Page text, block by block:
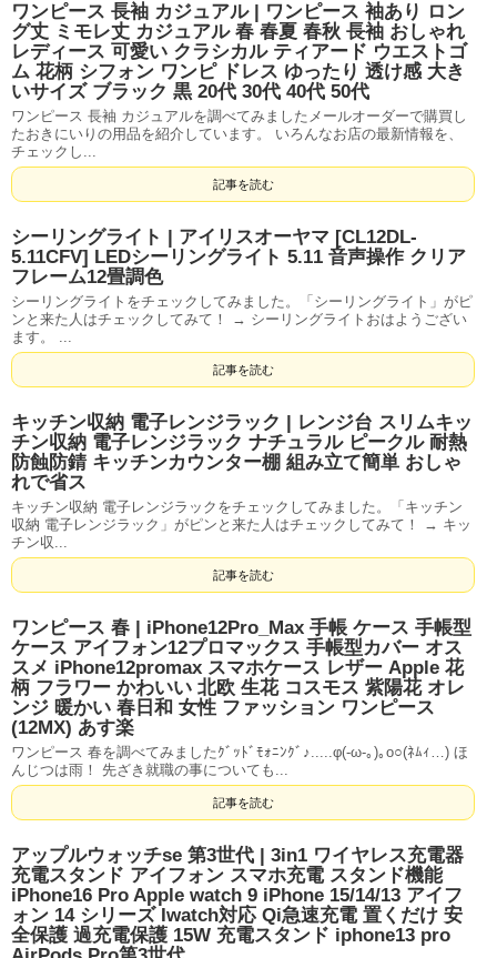
ワンピース 長袖 カジュアル | ワンピース 袖あり ロン
グ丈 ミモレ丈 カジュアル 春 春夏 春秋 長袖 おしゃれ
レディース 可愛い クラシカル ティアード ウエストゴ
ム 花柄 シフォン ワンピ ドレス ゆったり 透け感 大き
いサイズ ブラック 黒 20代 30代 40代 50代
ワンピース 長袖 カジュアルを調べてみましたメールオーダーで購買し
たおきにいりの用品を紹介しています。 いろんなお店の最新情報を、
チェックし...
記事を読む
シーリングライト | アイリスオーヤマ [CL12DL-
5.11CFV] LEDシーリングライト 5.11 音声操作 クリア
フレーム12畳調色
シーリングライトをチェックしてみました。「シーリングライト」がピ
ンと来た人はチェックしてみて！ → シーリングライトおはようござい
ます。 ...
記事を読む
キッチン収納 電子レンジラック | レンジ台 スリムキッ
チン収納 電子レンジラック ナチュラル ピークル 耐熱
防蝕防錆 キッチンカウンター棚 組み立て簡単 おしゃ
れで省ス
キッチン収納 電子レンジラックをチェックしてみました。「キッチン
収納 電子レンジラック」がピンと来た人はチェックしてみて！ → キッ
チン収...
記事を読む
ワンピース 春 | iPhone12Pro_Max 手帳 ケース 手帳型
ケース アイフォン12プロマックス 手帳型カバー オス
スメ iPhone12promax スマホケース レザー Apple 花
柄 フラワー かわいい 北欧 生花 コスモス 紫陽花 オレ
ンジ 暖かい 春日和 女性 ファッション ワンピース
(12MX) あす楽
ワンピース 春を調べてみましたｸﾞｯﾄﾞﾓｫﾆﾝｸﾞ♪.....φ(-ω-｡)｡o○(ﾈﾑｨ…) ほ
んじつは雨！ 先ざき就職の事についても...
記事を読む
アップルウォッチse 第3世代 | 3in1 ワイヤレス充電器
充電スタンド アイフォン スマホ充電 スタンド機能
iPhone16 Pro Apple watch 9 iPhone 15/14/13 アイフ
ォン 14 シリーズ Iwatch対応 Qi急速充電 置くだけ 安
全保護 過充電保護 15W 充電スタンド iphone13 pro